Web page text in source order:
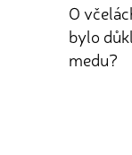
O
bylo
medu?